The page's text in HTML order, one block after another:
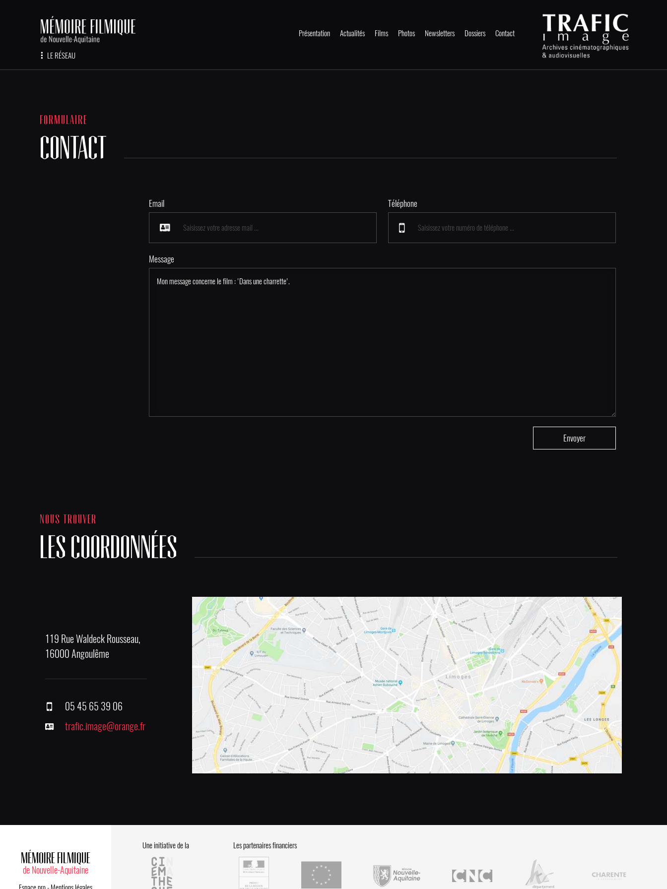
LE RÉSEAU
Présentation Actualités Films Photos Newsletters Dossiers Contact
FORMULAIRE
CONTACT
Email Téléphone
Message
NOUS TROUVER
LES COORDONNÉES
119 Rue Waldeck Rousseau,
16000 Angoulême
05 45 65 39 06
trafic.image@orange.fr
MÉMOIRE FILMIQUE
de Nouvelle-Aquitaine
Une initiative de la Les partenaires financiers